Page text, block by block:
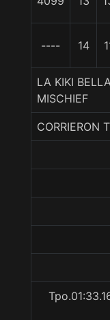
---- 14
LA KIKI
MISCHIEF
CORRIERON